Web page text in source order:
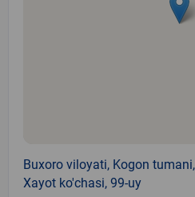
Buxoro viloyati, Kogon
Xayot ko'chasi, 99-uy